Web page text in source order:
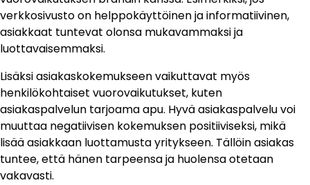
verkkosivusto on helppokäyttöinen ja informatiivinen,
asiakkaat tuntevat olonsa mukavammaksi ja
luottavaisemmaksi.
Lisäksi asiakaskokemukseen vaikuttavat myös
henkilökohtaiset vuorovaikutukset, kuten
asiakaspalvelun tarjoama apu. Hyvä asiakaspalvelu voi
muuttaa negatiivisen kokemuksen positiiviseksi, mikä
lisää asiakkaan luottamusta yritykseen. Tällöin asiakas
tuntee, että hänen tarpeensa ja huolensa otetaan
vakavasti.